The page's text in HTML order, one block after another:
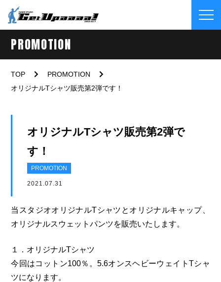
PROMOTION
TOP
PROMOTION
オリジナルTシャツ販売第2弾です！
オリジナルTシャツ販売第2弾で
す！
PROMOTION
2021.07.31
当スタジオオリジナルTシャツとオリジナルキャップ、
オリジナルスウェットパンツを販売いたします。
１．オリジナルTシャツ
今回はコットン100％。5.6オンスヘビーウェイトTシャ
ツになります。